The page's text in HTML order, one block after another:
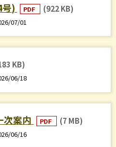
号) PDF (922 KB)
07/01
KB)
06/18
次案内 PDF (7 MB)
06/16